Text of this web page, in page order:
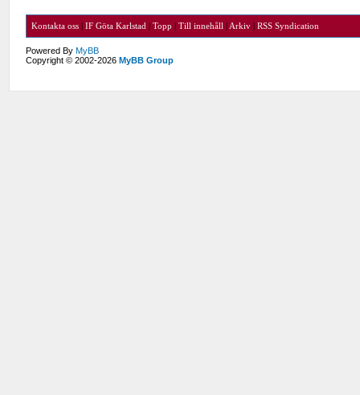
Kontakta oss |IF Göta Karlstad |Topp |Till innehåll | Arkiv |RSS Syndication
Powered ByMyBB
Copyright © 2002-2026MyBB Group